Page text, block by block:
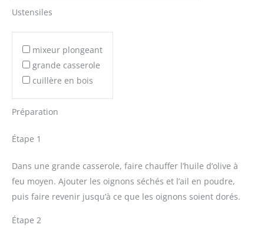
Ustensiles
mixeur plongeant
grande casserole
cuillère en bois
Préparation
Étape 1
Dans une grande casserole, faire chauffer l’huile d’olive à
feu moyen. Ajouter les oignons séchés et l’ail en poudre,
puis faire revenir jusqu’à ce que les oignons soient dorés.
Étape 2